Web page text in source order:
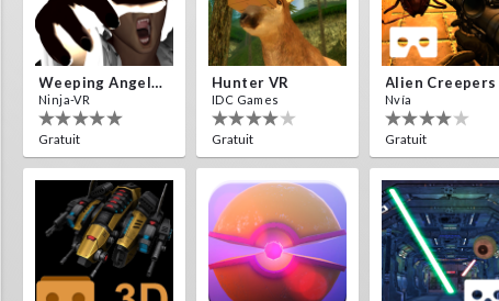
Weeping Angels VR
Ninja-VR
Gratuit
Hunter VR
IDC Games
Gratuit
Nvía
Gratuit